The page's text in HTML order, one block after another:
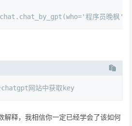
程序员晚枫
网站中获取key
解释，我相信你一定已经学会了该如何